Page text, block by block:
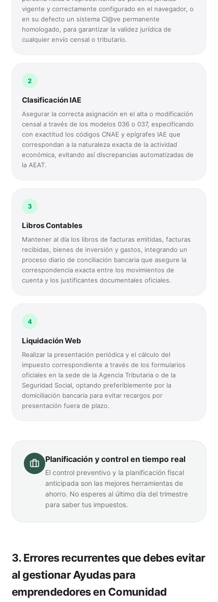
vigente y correctamente configurado en el navegador, o
en su defecto un sistema Cl@ve permanente
homologado, para garantizar la validez jurídica de
cualquier envío censal o tributario.
2
Clasificación IAE
Asegurar la correcta asignación en el alta o modificación
censal a través de los modelos 036 o 037, especificando
con exactitud los códigos CNAE y epígrafes IAE que
correspondan a la naturaleza exacta de la actividad
económica, evitando así discrepancias automatizadas de
la AEAT.
3
Libros Contables
Mantener al día los libros de facturas emitidas, facturas
recibidas, bienes de inversión y gastos, integrando un
proceso diario de conciliación bancaria que asegure la
correspondencia exacta entre los movimientos de
cuenta y los justificantes documentales oficiales.
4
Liquidación Web
Realizar la presentación periódica y el cálculo del
impuesto correspondiente a través de los formularios
oficiales en la sede de la Agencia Tributaria o de la
Seguridad Social, optando preferiblemente por la
domiciliación bancaria para evitar recargos por
presentación fuera de plazo.
Planificación y control en tiempo real
El control preventivo y la planificación fiscal
anticipada son las mejores herramientas de
ahorro. No esperes al último día del trimestre
para saber tus impuestos.
3. Errores recurrentes que debes evitar
al gestionar Ayudas para
emprendedores en Comunidad